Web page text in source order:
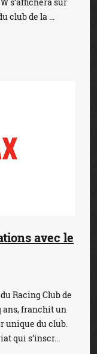
club de la ...
avec le
Racing Club de
ans, franchit un
unique du club.
qui s’inscr...